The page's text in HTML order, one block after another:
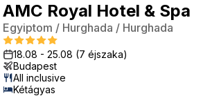
AMC Royal Hotel & Spa
Egyiptom / Hurghada / Hurghada
18.08 - 25.08 (7 éjszaka)
Budapest
All inclusive
Kétágyas